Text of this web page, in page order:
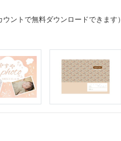
ウントで無料ダウンロードできます）